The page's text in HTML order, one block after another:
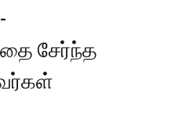
சேர்ந்த